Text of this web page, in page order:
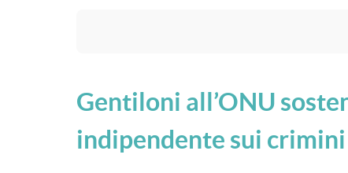
Gentiloni all’ONU
indipendente sui